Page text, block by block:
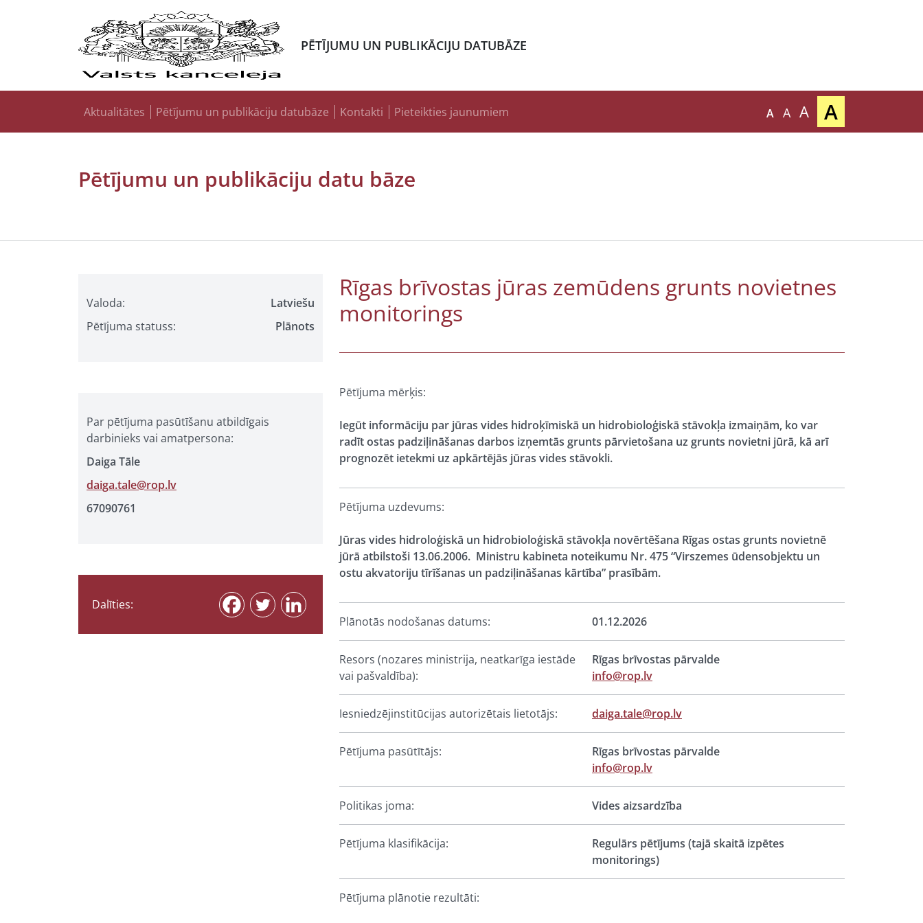
PĒTĪJUMU UN PUBLIKĀCIJU DATUBĀZE
Aktualitātes Pētījumu un publikāciju datubāze Kontakti Pieteikties jaunumiem A A A A
Pētījumu un publikāciju datu bāze
Valoda:
Latviešu
Pētījuma statuss:
Plānots
Par pētījuma pasūtīšanu atbildīgais
darbinieks vai amatpersona:
Daiga Tāle
daiga.tale@rop.lv
67090761
Dalīties:
Rīgas brīvostas jūras zemūdens grunts novietnes
monitorings
Pētījuma mērķis:
Iegūt informāciju par jūras vides hidroķīmiskā un hidrobioloģiskā stāvokļa izmaiņām, ko var
radīt ostas padziļināšanas darbos izņemtās grunts pārvietošana uz grunts novietni jūrā, kā arī
prognozēt ietekmi uz apkārtējās jūras vides stāvokli.
Pētījuma uzdevums:
Jūras vides hidroloģiskā un hidrobioloģiskā stāvokļa novērtēšana Rīgas ostas grunts novietnē
jūrā atbilstoši 13.06.2006. Ministru kabineta noteikumu Nr. 475 “Virszemes ūdensobjektu un
ostu akvatoriju tīrīšanas un padziļināšanas kārtība” prasībām.
Plānotās nodošanas datums: 01.12.2026
Resors (nozares ministrija, neatkarīga iestāde
vai pašvaldība):
Rīgas brīvostas pārvalde
info@rop.lv
Iesniedzējinstitūcijas autorizētais lietotājs: daiga.tale@rop.lv
Pētījuma pasūtītājs:
Rīgas brīvostas pārvalde
info@rop.lv
Politikas joma: Vides aizsardzība
Pētījuma klasifikācija:
Regulārs pētījums (tajā skaitā izpētes
monitorings)
Pētījuma plānotie rezultāti: